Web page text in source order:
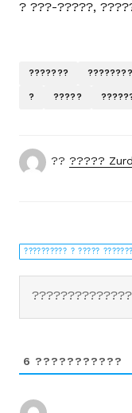
? ???-?????,
???????
? ?????
?? ?????
?????????? ? ?????
6 ???????????